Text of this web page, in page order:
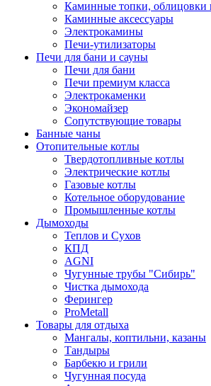
Каминные топки, облицовки
Каминные аксессуары
Электрокамины
Печи-утилизаторы
Печи для бани и сауны
Печи для бани
Печи премиум класса
Электрокаменки
Экономайзер
Сопутствующие товары
Банные чаны
Отопительные котлы
Твердотопливные котлы
Электрические котлы
Газовые котлы
Котельное оборудование
Промышленные котлы
Дымоходы
Теплов и Сухов
КПД
AGNI
Чугунные трубы "Сибирь"
Чистка дымохода
Ферингер
ProMetall
Товары для отдыха
Мангалы, коптильни, казаны
Тандыры
Барбекю и грили
Чугунная посуда